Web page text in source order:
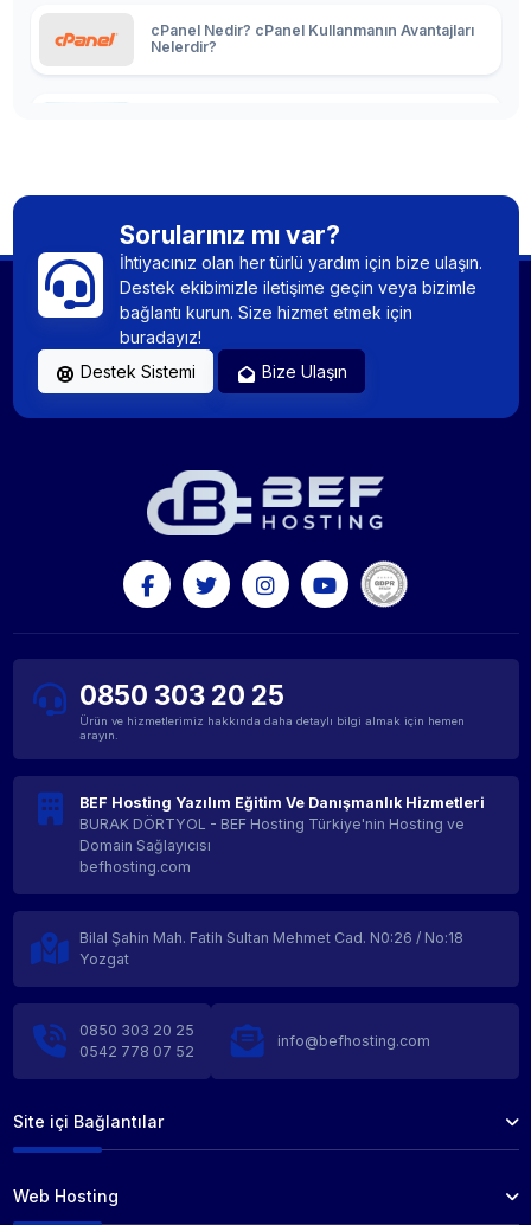
cPanel Nedir? cPanel Kullanmanın Avantajları
Nelerdir?
Yeni başlayanlar için: WordPress Nedir?
Doğru Domain Alan Adı İsmi Nasıl Seçilir?
Google HTTPS İstiyor! Web Sitenizi Güvende
Tutmanın 2025 Yolu
Nelerdir?
Sorularınız mı var?
İhtiyacınız olan her türlü yardım için bize ulaşın.
Destek ekibimizle iletişime geçin veya bizimle
bağlantı kurun. Size hizmet etmek için
buradayız!
Destek Sistemi
Bize Ulaşın
0850 303 20 25
Ürün ve hizmetlerimiz hakkında daha detaylı bilgi almak için hemen
arayın.
BEF Hosting Yazılım Eğitim Ve Danışmanlık Hizmetleri
BURAK DÖRTYOL - BEF Hosting Türkiye'nin Hosting ve
Domain Sağlayıcısı
befhosting.com
Bilal Şahin Mah. Fatih Sultan Mehmet Cad. N0:26 / No:18
Yozgat
0850 303 20 25
0542 778 07 52
info@befhosting.com
Site içi Bağlantılar
Web Hosting